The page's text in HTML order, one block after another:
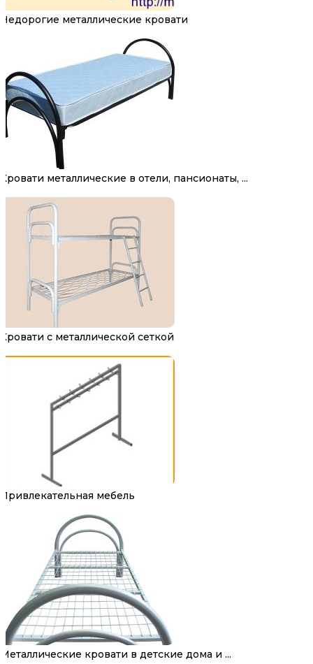
Недорогие металлические кровати
Кровати металлические в отели, пансионаты, ...
Кровати с металлической сеткой
Привлекательная мебель
Металлические кровати в детские дома и ...